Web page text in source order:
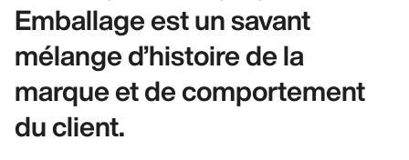
Emballage est un savant
mélange d’histoire de la
marque et de comportement
du client.